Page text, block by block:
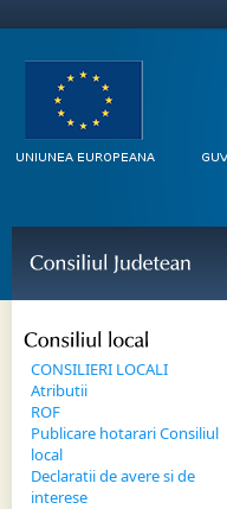
Consiliul Judetean
Consiliul local
CONSILIERI LOCALI
Atributii
ROF
Publicare hotarari Consiliul
local
Declaratii de avere si de
interese